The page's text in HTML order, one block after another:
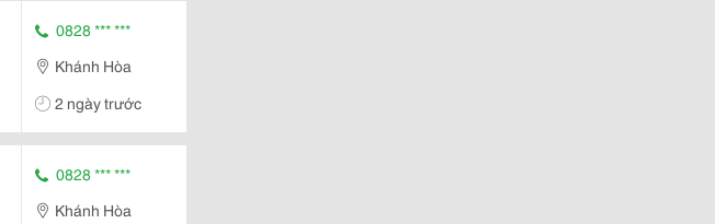
0828 *** ***
Khánh Hòa
2 ngày trước
0828 *** ***
Khánh Hòa